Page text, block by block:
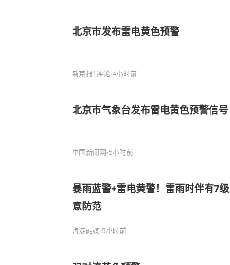
北京市发布雷电黄色预警
新京报1评论-4小时前
北京市气象台发布雷电黄色预警信号
中国新闻网-5小时前
暴雨蓝警+雷电黄警！雷雨时伴有7
意防范
海淀融媒-5小时前